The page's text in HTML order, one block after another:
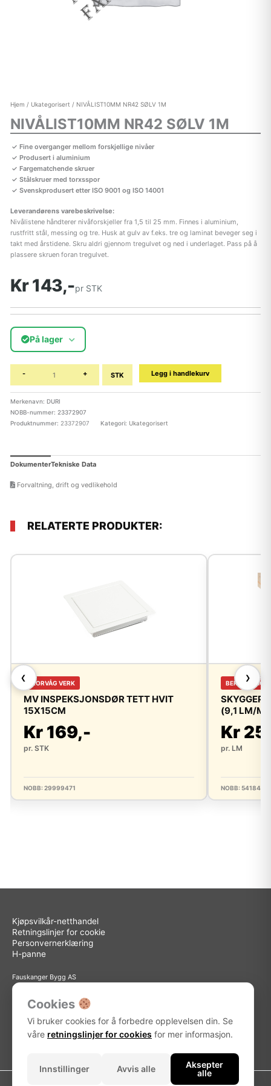
Hjem / Ukategorisert / NIVÅLIST10MM NR42 SØLV 1M
NIVÅLIST10MM NR42 SØLV 1M
Fine overganger mellom forskjellige nivåer
Produsert i aluminium
Fargematchende skruer
Stålskruer med torxsspor
Svenskprodusert etter ISO 9001 og ISO 14001
Leverandørens varebeskrivelse:
Nivålistene håndterer nivåforskjeller fra 1,5 til 25 mm. Finnes i aluminium,
rustfritt stål, messing og tre. Husk at gulv av f.eks. tre og laminat beveger seg i
takt med årstidene. Skru aldri gjennom tregulvet og ned i underlaget. Pass på å
plassere skruen foran tregulvet.
Kr 143,-pr STK
På lager
- + STK Legg i handlekurv
Merkenavn: DURI
NOBB-nummer: 23372907
Produktnummer: 23372907 Kategori: Ukategorisert
DokumenterTekniske Data
Forvaltning, drift og vedlikehold
RELATERTE PRODUKTER:
❮
FLORVÅG VERK
MV INSPEKSJONSDØR TETT HVIT
15X15CM
Kr 169,-
pr. STK
NOBB: 29999471
BERGENE
(9,1 LM/
Kr 25
pr. LM
NOBB:
❯
Kjøpsvilkår-netthandel
Retningslinjer for cookie
Personvernerklæring
H-panne
Fauskanger Bygg AS
Org.nr: 936 558 585
Sted: Askøy
Adresse: Storebotn 15, 5309 Kleppestø
Telefon: 56 15 15 30
E-post: info@fauskanger.byggern.no
Cookies
Vi bruker cookies for å forbedre opplevelsen din. Se
våre retningslinjer for cookies for mer informasjon.
Innstillinger Avvis alle
Aksepter
alle
Kontakt oss